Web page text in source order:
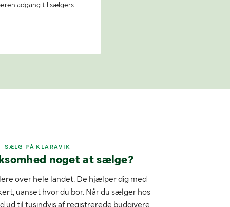
adgang til sælgers
SÆLG PÅ KLARAVIK
noget at sælge?
over hele landet. De hjælper dig med
uanset hvor du bor. Når du sælger hos
ud til tusindvis af registrerede budgivere